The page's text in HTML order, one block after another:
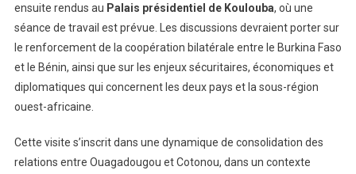
ensuite rendus au Palais présidentiel de Koulouba, où une
séance de travail est prévue. Les discussions devraient porter sur
le renforcement de la coopération bilatérale entre le Burkina Faso
et le Bénin, ainsi que sur les enjeux sécuritaires, économiques et
diplomatiques qui concernent les deux pays et la sous-région
ouest-africaine.
Cette visite s’inscrit dans une dynamique de consolidation des
relations entre Ouagadougou et Cotonou, dans un contexte